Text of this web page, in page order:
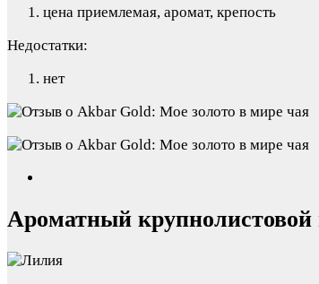
цена приемлемая, аромат, крепость
Недостатки:
нет
Ароматный крупнолистовой